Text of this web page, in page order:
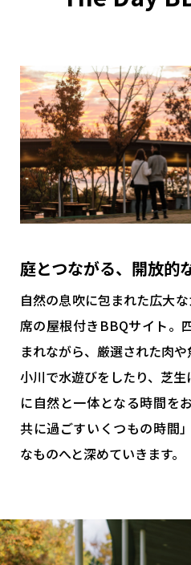
庭とつながる、開放的
自然の息吹に包まれた広大
席の屋根付きBBQサイト。
まれながら、厳選された肉
小川で水遊びをしたり、芝
に自然と一体となる時間を
共に過ごすいくつもの時間
なものへと深めていきます。